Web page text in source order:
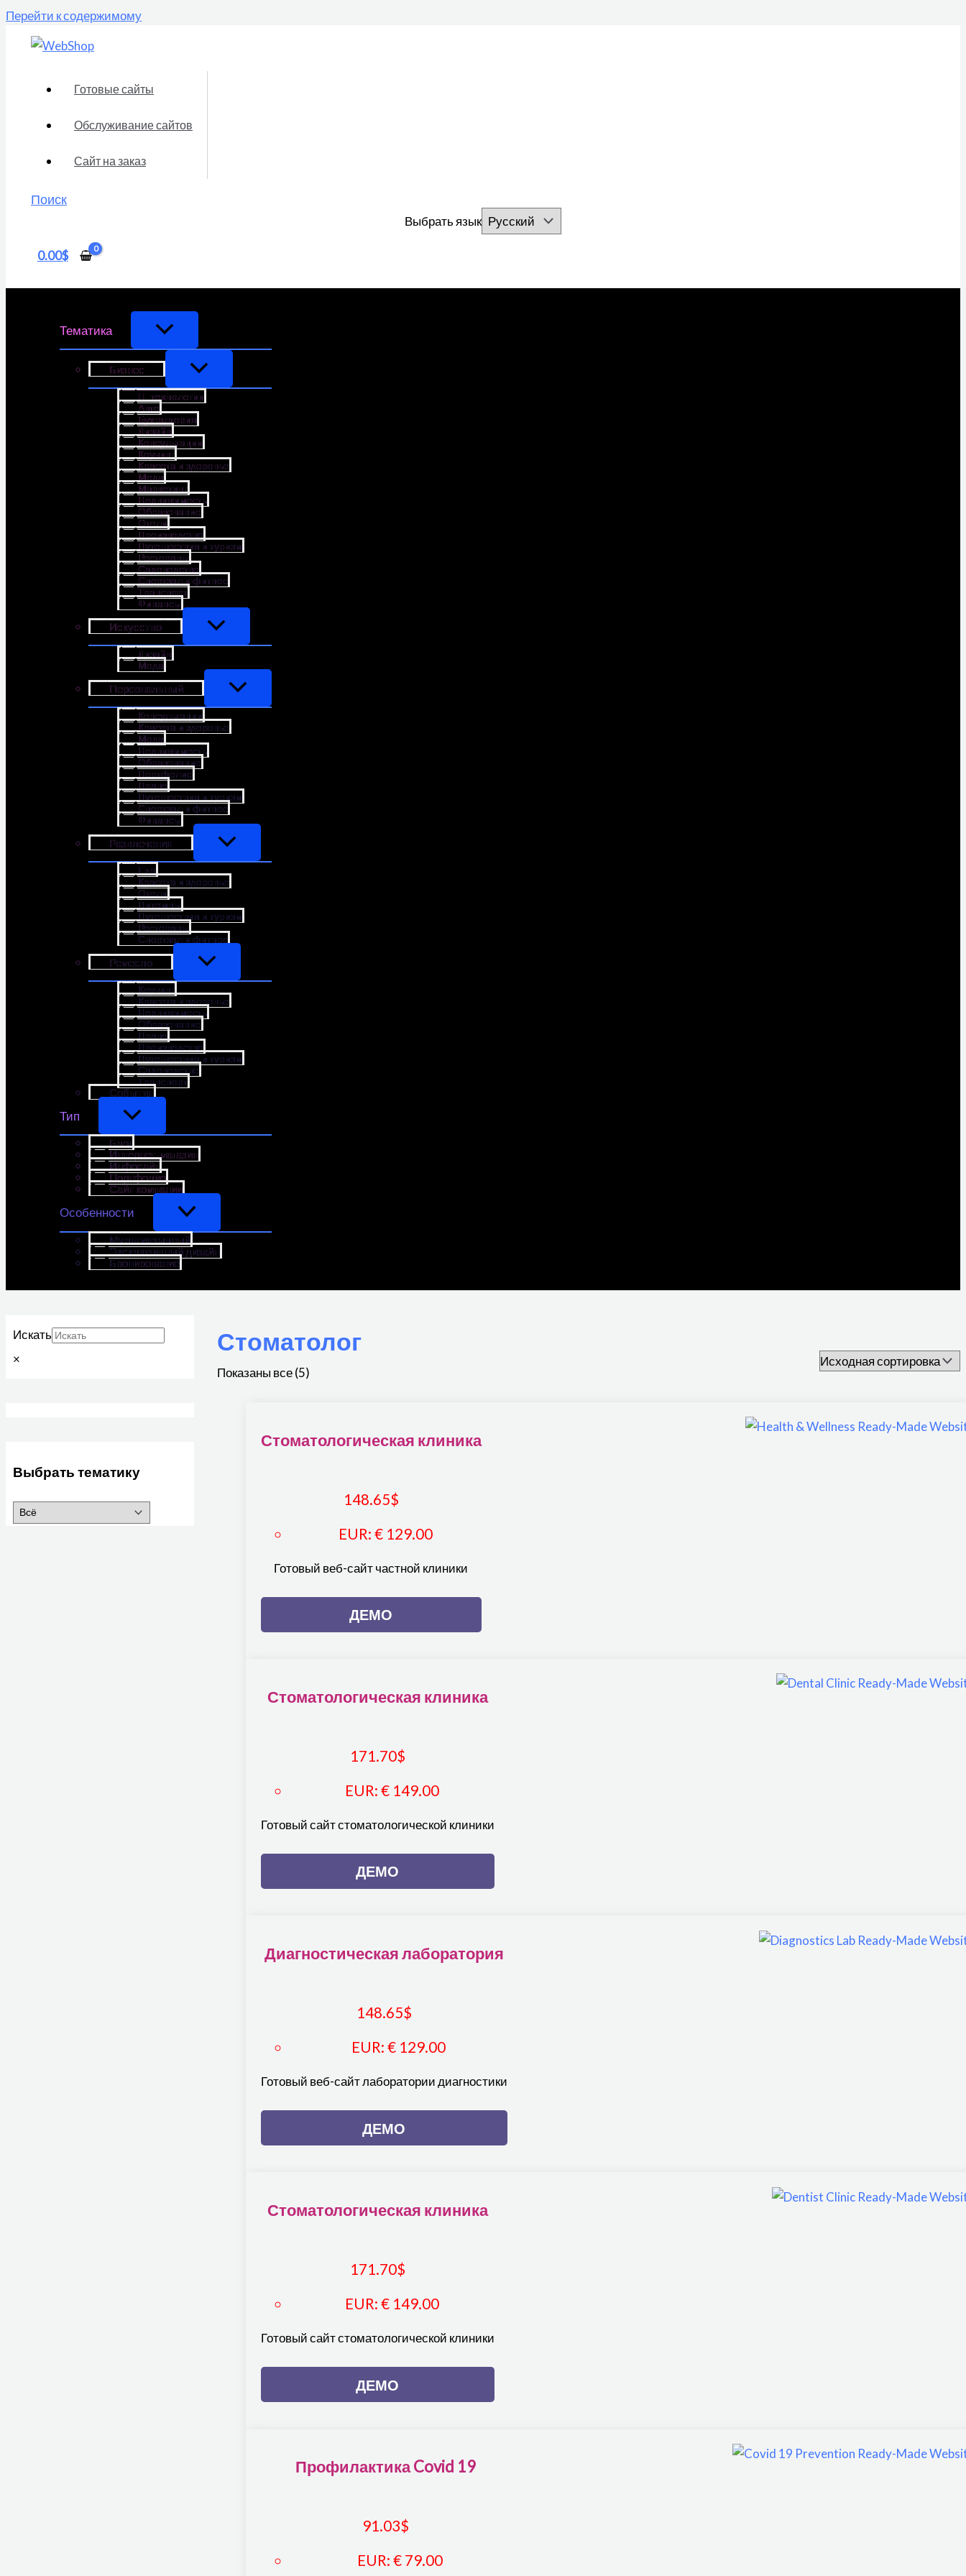
Перейти к содержимому
Готовые сайты
Обслуживание сайтов
Сайт на заказ
Поиск
Выбрать язык
0.00$
Тематика
Бизнес
IT-технологии
Авто
Бухгалтерия
Дизайн
Консультации
Коучинг
Красота и здоровье
Мода
Маркетинг
Недвижимость
Образование
Отели
Производство
Путешествия и туризм
Рестораны
Садоводство
Спортзал и фитнес
Транспорт
Финансы
Искусство
Дизайн
Мода
Персональный
Консультации
Красота и здоровье
Мода
Недвижимость
Образование
Портфолио
Право
Путешествия и туризм
Спортзал и фитнес
Финансы
Развлечения
Еда
Красота и здоровье
Отели
Питомцы
Путешествия и туризм
Рестораны
Спортзал и фитнес
Ремесло
Коучинг
Красота и здоровье
Недвижимость
Образование
Право
Производство
Путешествия и туризм
Садоводство
Транспорт
События
Тип
Блог
Интернет-магазин
Инфосайт
Портфолио
Сайт компании
Особенности
Мультиязычный
Эксклюзивный дизайн
Бронирование
Искать
×
Выбрать тематику
Стоматолог
Показаны все (5)
Стоматологическая клиника
148.65$
EUR: € 129.00
Готовый веб-сайт частной клиники
ДЕМО
Стоматологическая клиника
171.70$
EUR: € 149.00
Готовый сайт стоматологической клиники
ДЕМО
Диагностическая лаборатория
148.65$
EUR: € 129.00
Готовый веб-сайт лаборатории диагностики
ДЕМО
Стоматологическая клиника
171.70$
EUR: € 149.00
Готовый сайт стоматологической клиники
ДЕМО
Профилактика Covid 19
91.03$
EUR: € 79.00